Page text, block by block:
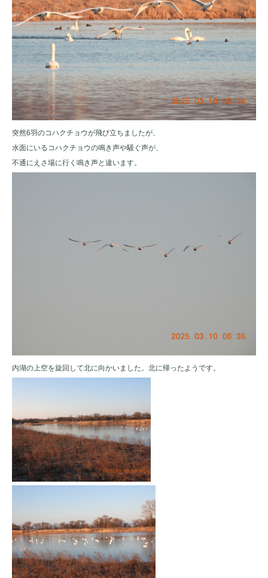
突然6羽のコハクチョウが飛び立ちましたが、
水面にいるコハクチョウの鳴き声や騒ぐ声が、
不通にえさ場に行く鳴き声と違います。
内湖の上空を旋回して北に向かいました。北に帰ったようです。